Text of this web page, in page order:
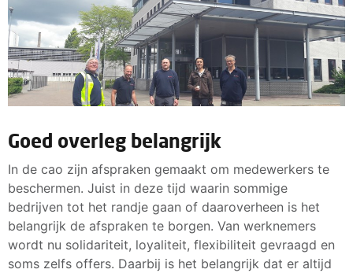
Goed overleg belangrijk
In de cao zijn afspraken gemaakt om medewerkers te
beschermen. Juist in deze tijd waarin sommige
bedrijven tot het randje gaan of daaroverheen is het
belangrijk de afspraken te borgen. Van werknemers
wordt nu solidariteit, loyaliteit, flexibiliteit gevraagd en
soms zelfs offers. Daarbij is het belangrijk dat er altijd